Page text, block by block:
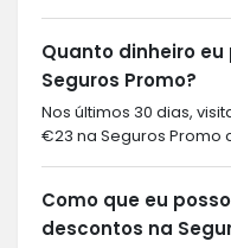
Quanto dinheiro
Seguros Promo?
Nos últimos 30 dias,
€23 na Seguros Promo
Como que eu
descontos na